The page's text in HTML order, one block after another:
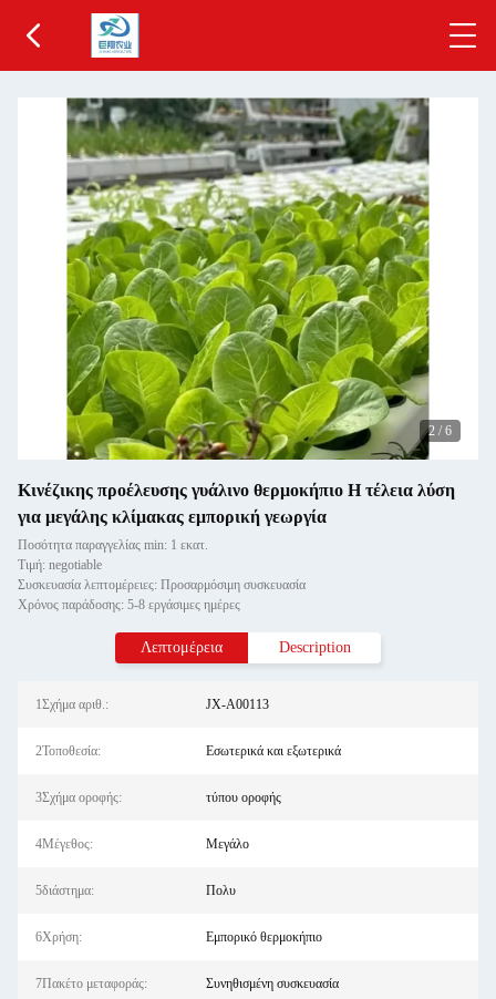
2 / 6
Κινέζικης προέλευσης γυάλινο θερμοκήπιο Η τέλεια λύση
για μεγάλης κλίμακας εμπορική γεωργία
Ποσότητα παραγγελίας min: 1 εκατ.
Τιμή: negotiable
Συσκευασία λεπτομέρειες: Προσαρμόσιμη συσκευασία
Χρόνος παράδοσης: 5-8 εργάσιμες ημέρες
Λεπτομέρεια Description
1Σχήμα αριθ.: JX-A00113
2Τοποθεσία: Εσωτερικά και εξωτερικά
3Σχήμα οροφής: τύπου οροφής
4Μέγεθος: Μεγάλο
5διάστημα: Πολυ
6Χρήση: Εμπορικό θερμοκήπιο
7Πακέτο μεταφοράς: Συνηθισμένη συσκευασία